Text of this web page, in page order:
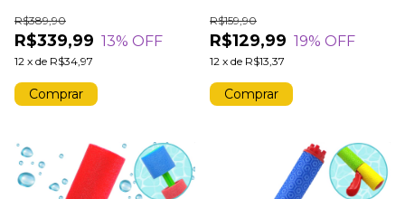
Praia
R$339,99
R$389,90
13% OFF
12 x de R$34,97
Praia
R$129,99
R$159,90
19% OFF
12 x de R$13,37